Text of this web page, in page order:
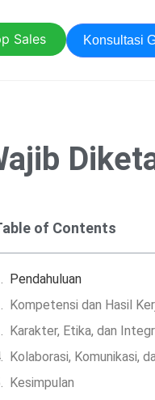
Sales Konsultasi
of Contents
Pendahuluan
Kompetensi dan Hasil
Karakter, Etika, dan
Kolaborasi, Komunikasi,
Kesimpulan